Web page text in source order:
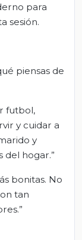
para
sesión.
piensas de
futbol,
y cuidar a
y
del hogar.”
bonitas. No
tan